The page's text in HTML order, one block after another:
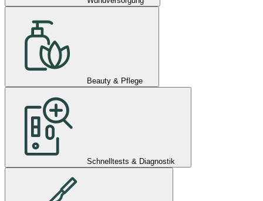
Beauty & Pflege
Schnelltests & Diagnostik